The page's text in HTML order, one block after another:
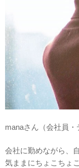
manaさん（会社員・
会社に勤めながら、
気ままにちょこちょ